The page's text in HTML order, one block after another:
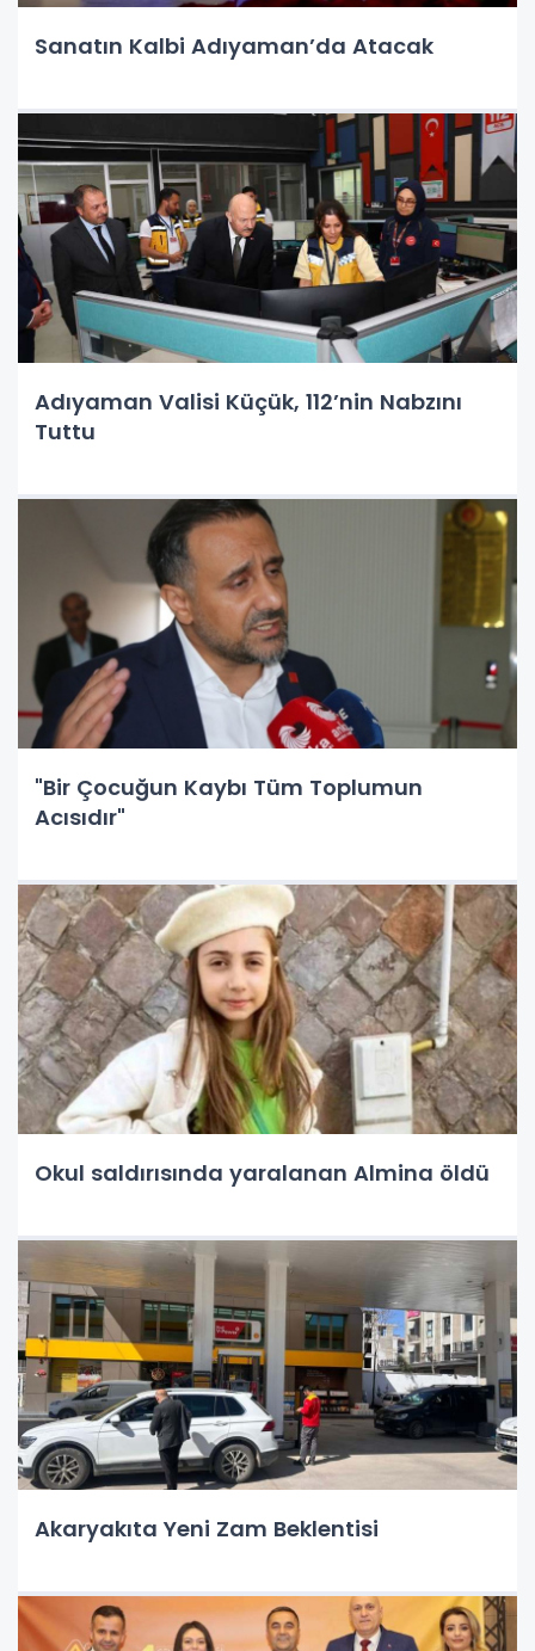
Sanatın Kalbi Adıyaman’da Atacak
Adıyaman Valisi Küçük, 112’nin Nabzını
Tuttu
"Bir Çocuğun Kaybı Tüm Toplumun
Acısıdır"
Okul saldırısında yaralanan Almina öldü
Akaryakıta Yeni Zam Beklentisi